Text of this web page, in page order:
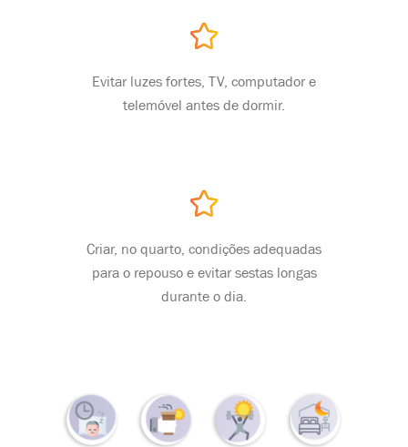
Evitar luzes fortes, TV, computador e
telemóvel antes de dormir.
Criar, no quarto, condições adequadas
para o repouso e evitar sestas longas
durante o dia.